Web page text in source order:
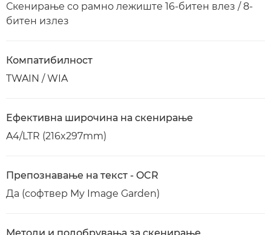
Скенирање со рамно лежиште 16-битен влез / 8-
битен излез
Компатибилност
TWAIN / WIA
Ефективна широчина на скенирање
A4/LTR (216x297mm)
Препознавање на текст - OCR
Да (софтвер My Image Garden)